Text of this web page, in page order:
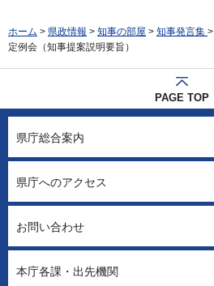
ホーム > 県政情報 > 知事の部屋 > 知事発言集 >
定例会（知事提案説明要旨）
PAGE TOP
県庁総合案内
県庁へのアクセス
お問い合わせ
本庁各課・出先機関